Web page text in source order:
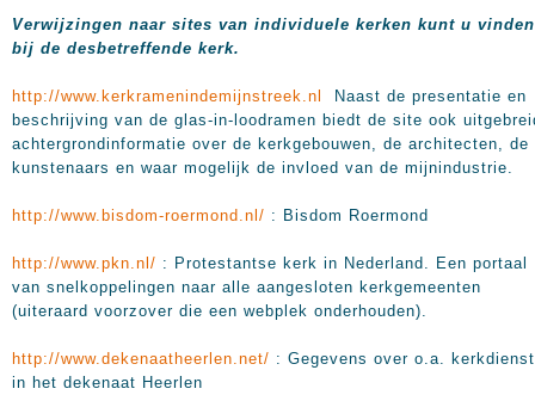
Verwijzingen naar sites van individuele kerken kunt u vinden
bij de desbetreffende kerk.
http://www.kerkramenindemijnstreek.nl
Naast de presentatie en
beschrijving van de glas-in-loodramen biedt de site ook
achtergrondinformatie over de kerkgebouwen, de architecten, de
kunstenaars en waar mogelijk de invloed van de mijnindustrie.
http://www.bisdom-roermond.nl/ : Bisdom Roermond
http://www.pkn.nl/ : Protestantse kerk in Nederland. Een portaal
van snelkoppelingen naar alle aangesloten kerkgemeenten
(uiteraard voorzover die een webplek onderhouden).
http://www.dekenaatheerlen.net/ : Gegevens over o.a.
in het dekenaat Heerlen